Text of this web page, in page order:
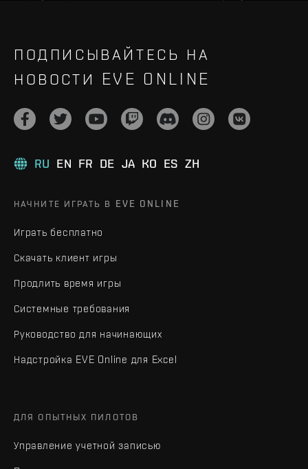
ПОДПИСЫВАЙТЕСЬ НА
НОВОСТИ EVE ONLINE
RU EN FR DE JA KO ES ZH
НАЧНИТЕ ИГРАТЬ В EVE ONLINE
Играть бесплатно
Скачать клиент игры
Продлить время игры
Системные требования
Руководство для начинающих
Надстройка EVE Online для Excel
ДЛЯ ОПЫТНЫХ ПИЛОТОВ
Управление учетной записью